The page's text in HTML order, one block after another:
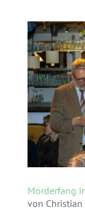
Mörderfang
von